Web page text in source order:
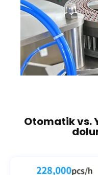
Otomatik vs.